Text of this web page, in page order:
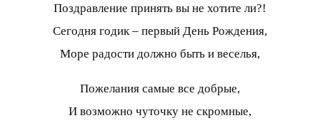
Поздравление принять вы не хотите ли?!
Сегодня годик – первый День Рождения,
Море радости должно быть и веселья,
Пожелания самые все добрые,
И возможно чуточку не скромные,